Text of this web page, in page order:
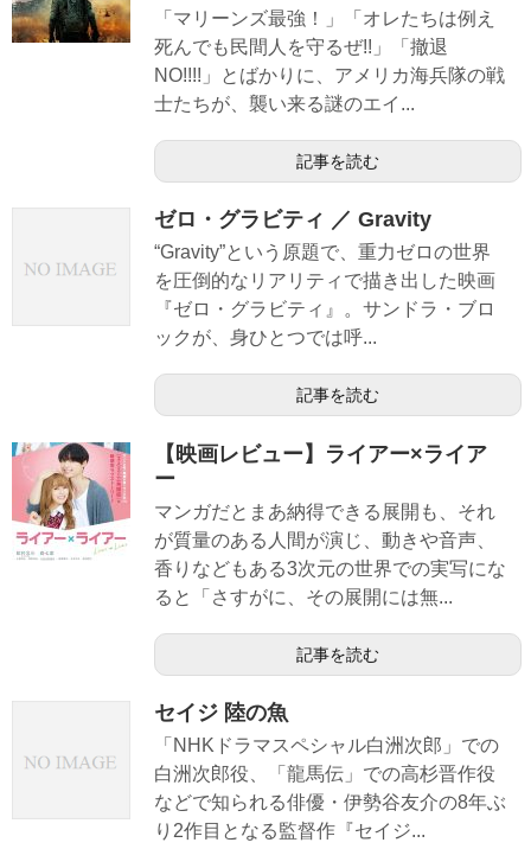
「マリーンズ最強！」「オレたちは例え
死んでも民間人を守るぜ!!」「撤退
NO!!!!」とばかりに、アメリカ海兵隊の戦
士たちが、襲い来る謎のエイ...
記事を読む
ゼロ・グラビティ ／ Gravity
“Gravity”という原題で、重力ゼロの世界
を圧倒的なリアリティで描き出した映画
『ゼロ・グラビティ』。サンドラ・ブロ
ックが、身ひとつでは呼...
記事を読む
【映画レビュー】ライアー×ライア
ー
マンガだとまあ納得できる展開も、それ
が質量のある人間が演じ、動きや音声、
香りなどもある3次元の世界での実写にな
ると「さすがに、その展開には無...
記事を読む
セイジ 陸の魚
「NHKドラマスペシャル白洲次郎」での
白洲次郎役、「龍馬伝」での高杉晋作役
などで知られる俳優・伊勢谷友介の8年ぶ
り2作目となる監督作『セイジ...